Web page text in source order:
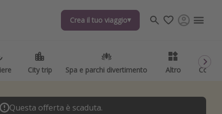
Crea il tuo viaggio
City trip Spa e parchi divertimento Altro Codici
Crea il tuo viaggio
City trip Spa e parchi divertimento Altro Codici
Questa offerta è scaduta.